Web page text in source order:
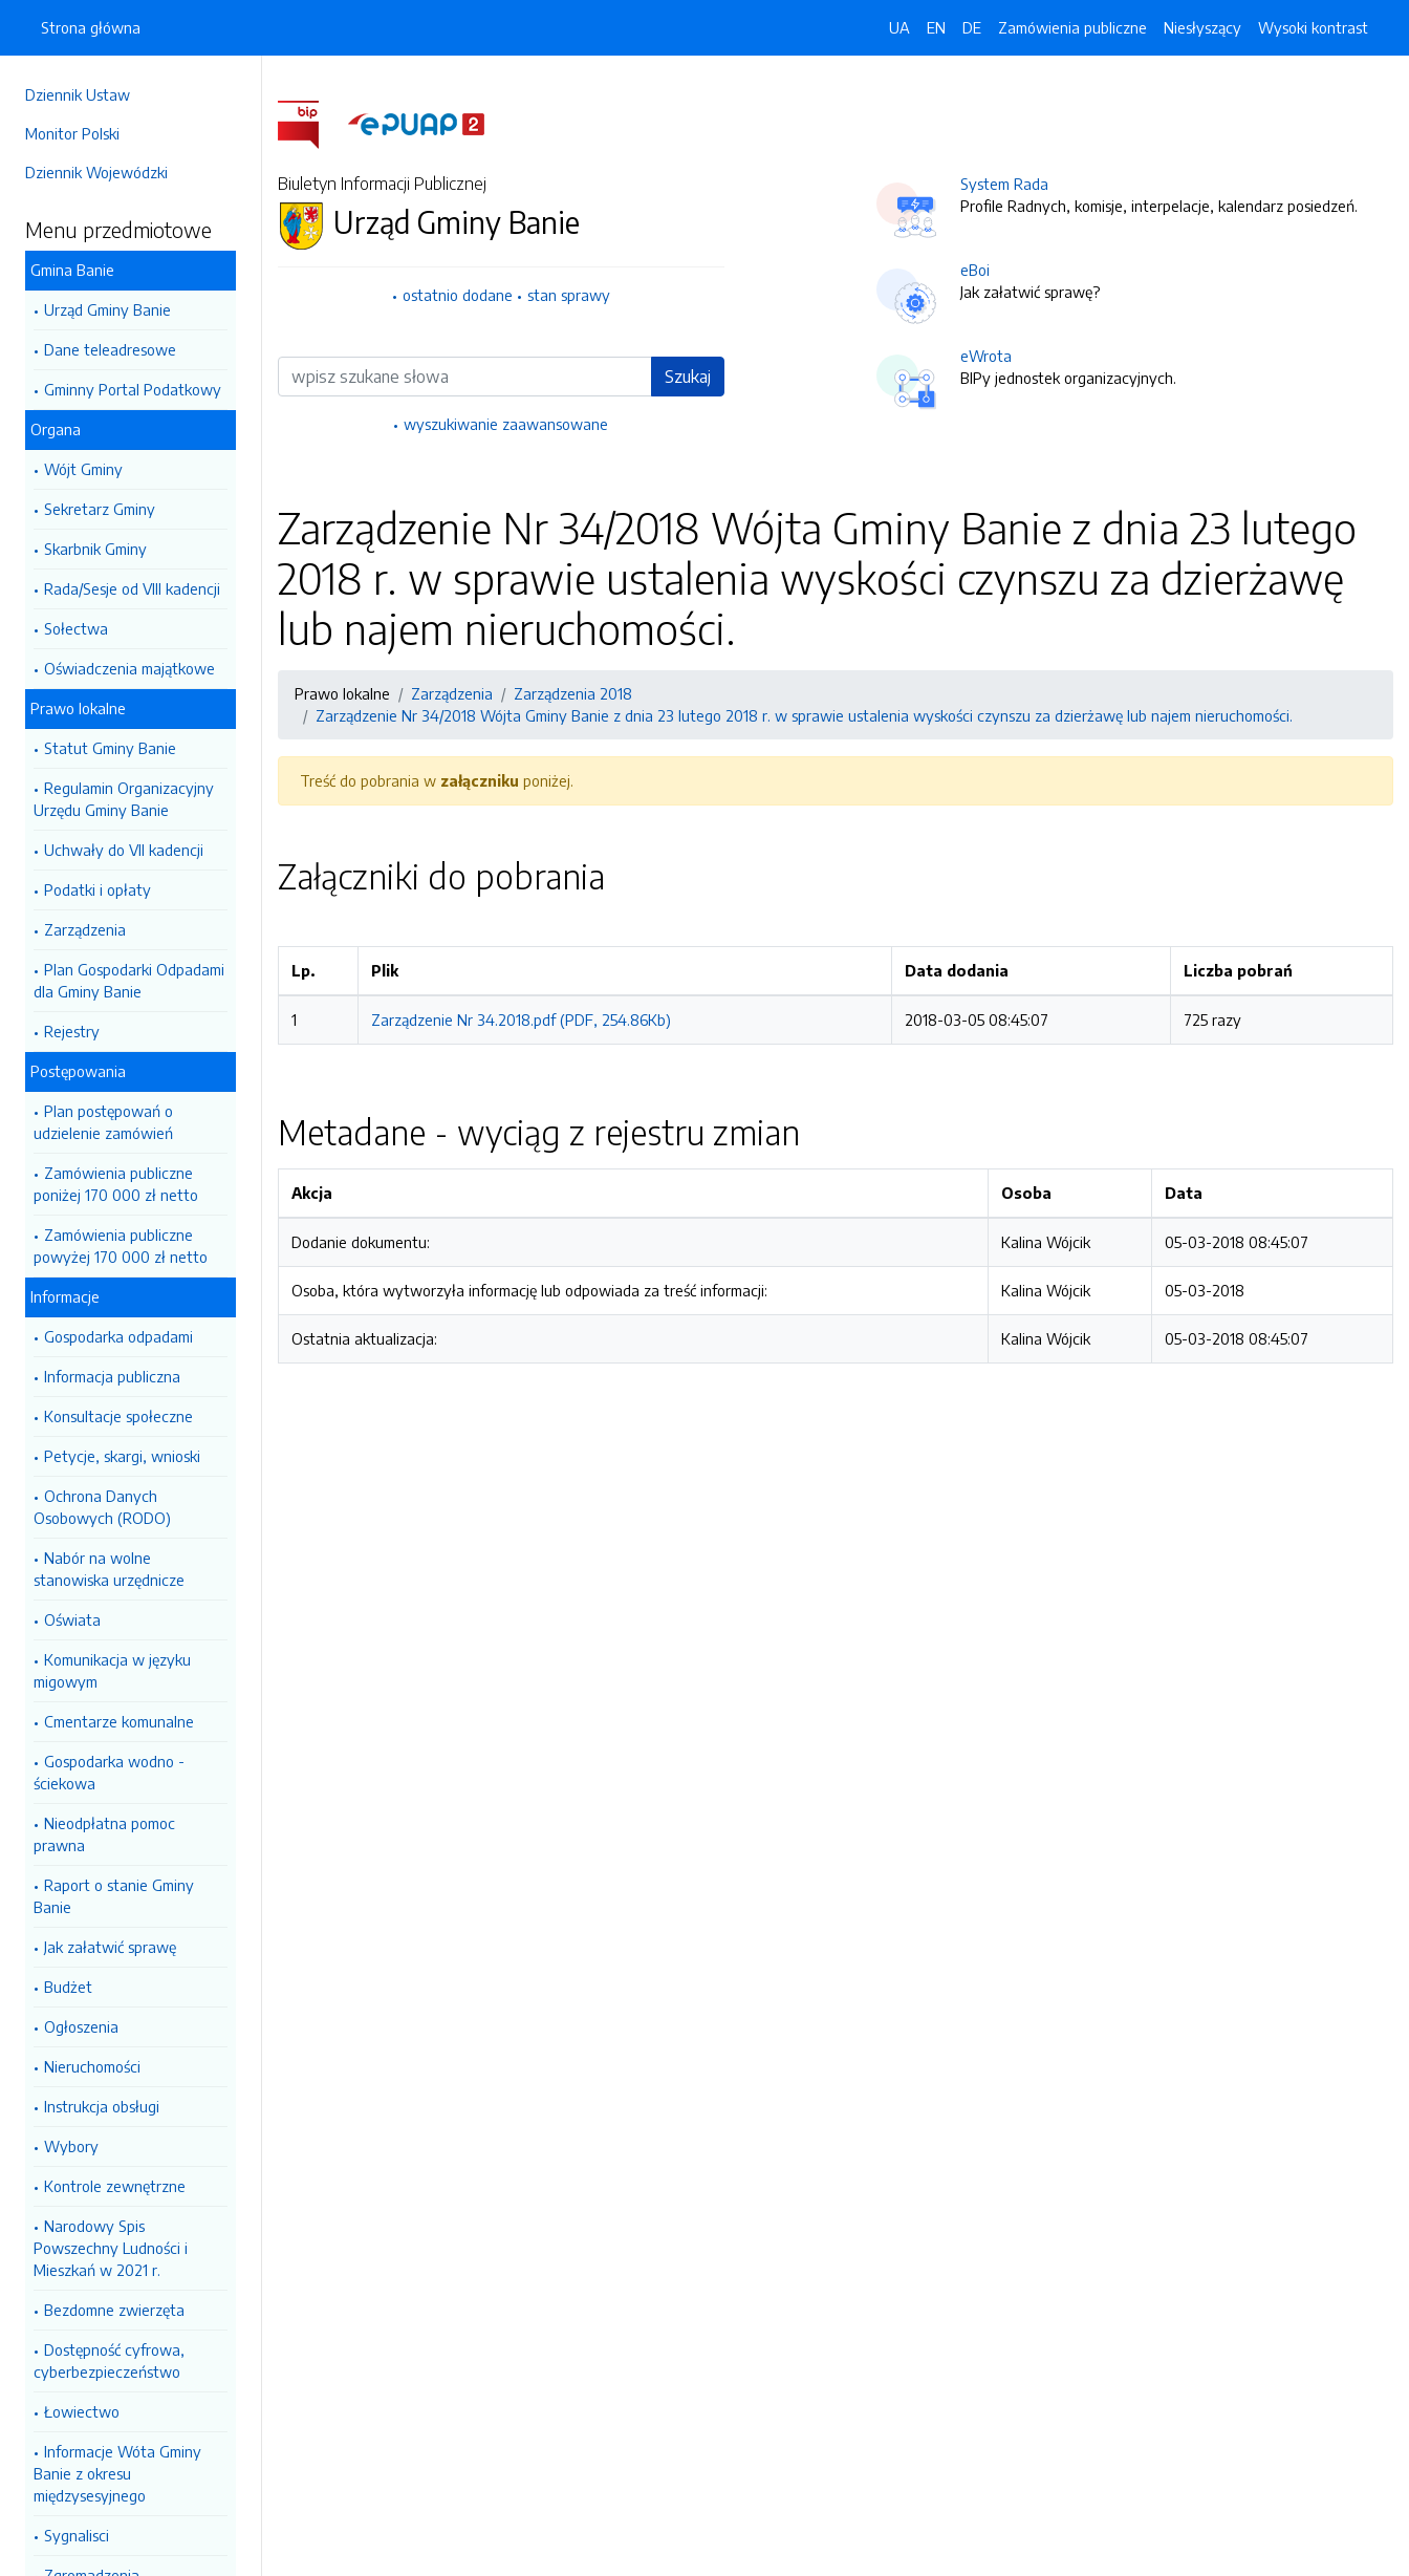
Dziennik Ustaw
Monitor Polski
Dziennik Wojewódzki
Menu przedmiotowe
Gmina Banie
Urząd Gminy Banie
Dane teleadresowe
Gminny Portal Podatkowy
Organa
Wójt Gminy
Sekretarz Gminy
Skarbnik Gminy
Rada/Sesje od VIII kadencji
Sołectwa
Oświadczenia majątkowe
Prawo lokalne
Statut Gminy Banie
Regulamin Organizacyjny
Urzędu Gminy Banie
Uchwały do VII kadencji
Podatki i opłaty
Zarządzenia
Plan Gospodarki Odpadami
dla Gminy Banie
Rejestry
Postępowania
Plan postępowań o
udzielenie zamówień
Zamówienia publiczne
poniżej 170 000 zł netto
Zamówienia publiczne
powyżej 170 000 zł netto
Informacje
Gospodarka odpadami
Informacja publiczna
Konsultacje społeczne
Petycje, skargi, wnioski
Ochrona Danych
Osobowych (RODO)
Nabór na wolne
stanowiska urzędnicze
Oświata
Komunikacja w języku
migowym
Cmentarze komunalne
Gospodarka wodno -
ściekowa
Nieodpłatna pomoc
prawna
Raport o stanie Gminy
Banie
Jak załatwić sprawę
Budżet
Ogłoszenia
Nieruchomości
Instrukcja obsługi
Wybory
Kontrole zewnętrzne
Narodowy Spis
Powszechny Ludności i
Mieszkań w 2021 r.
Bezdomne zwierzęta
Dostępność cyfrowa,
cyberbezpieczeństwo
Łowiectwo
Informacje Wóta Gminy
Banie z okresu
międzysesyjnego
Sygnalisci
Strona główna UA EN DE Zamówienia publiczne Niesłyszący Wysoki kontrast
Biuletyn Informacji Publicznej
Urząd Gminy Banie
ostatnio dodane stan sprawy
Wyszukiwarka Szukaj
wyszukiwanie zaawansowane
System Rada
Profile Radnych, komisje, interpelacje, kalendarz posiedzeń.
eBoi
Jak załatwić sprawę?
eWrota
BIPy jednostek organizacyjnych.
Zarządzenie Nr 34/2018 Wójta Gminy Banie z dnia 23 lutego
2018 r. w sprawie ustalenia wyskości czynszu za dzierżawę
lub najem nieruchomości.
Prawo lokalne Zarządzenia
Zarządzenia 2018
Zarządzenie Nr 34/2018 Wójta Gminy Banie z dnia 23 lutego 2018 r. w sprawie ustalenia wyskości czynszu za dzierżawę lub najem nieruchomości.
Treść do pobrania w załączniku poniżej.
Załączniki do pobrania
Lp. Plik Data dodania Liczba pobrań
1 Zarządzenie Nr 34.2018.pdf (PDF, 254.86Kb) 2018-03-05 08:45:07 725 razy
Metadane - wyciąg z rejestru zmian
Akcja Osoba Data
Dodanie dokumentu: Kalina Wójcik 05-03-2018 08:45:07
Osoba, która wytworzyła informację lub odpowiada za treść informacji: Kalina Wójcik 05-03-2018
Ostatnia aktualizacja: Kalina Wójcik 05-03-2018 08:45:07